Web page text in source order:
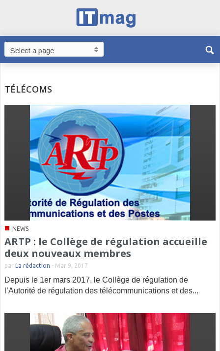
TÉLÉCOMS
■ NEWS
ARTP : le Collège de régulation accueille
deux nouveaux membres
par La rédaction - Mar 9, 2017
Depuis le 1er mars 2017, le Collège de régulation de
l’Autorité de régulation des télécommunications et des...